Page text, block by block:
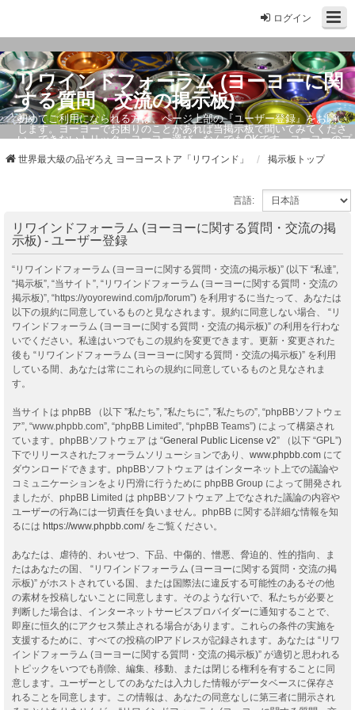
ログイン
リワインドフォーラム (ヨーヨーに関
する質問・交流の掲示板)
初めてご利用になられる方は、ページ上部の『ユーザー登録』をお願い
します。ヨーヨーでお困りのことがあれば当掲示板で聞いてみてくださ
い。できないトリック・ヨーヨー選び、なんでもOKです。ヨーヨーのプ
世界最大級の品ぞろえ ヨーヨーストア「リワインド」 掲示板トップ
言語:
リワインドフォーラム (ヨーヨーに関する質問・交流の掲
示板) - ユーザー登録
“リワインドフォーラム (ヨーヨーに関する質問・交流の掲示板)” (以下 “私達”,
“掲示板”, “当サイト”, “リワインドフォーラム (ヨーヨーに関する質問・交流の
掲示板)”, “https://yoyorewind.com/jp/forum”) を利用するに当たって、あなたは
以下の規約に同意しているものと見なされます。規約に同意しない場合、 “リ
ワインドフォーラム (ヨーヨーに関する質問・交流の掲示板)” の利用を行わな
いでください。私達はいつでもこの規約を変更できます。更新・変更された
後も “リワインドフォーラム (ヨーヨーに関する質問・交流の掲示板)” を利用
している間、あなたは常にこれらの規約に同意しているものと見なされま
す。
当サイトは phpBB （以下 ”私たち”, ”私たちに”, ”私たちの”, “phpBBソフトウェ
ア”, “www.phpbb.com”, “phpBB Limited”, “phpBB Teams”) によって構築され
ています。phpBBソフトウェア は “General Public License v2” （以下 “GPL”)
下でリリースされたフォーラムソリューションであり、 www.phpbb.com にて
ダウンロードできます。phpBBソフトウェア はインターネット上での議論や
コミュニケーションをより円滑に行うために phpBB Group によって開発され
ましたが、phpBB Limited は phpBBソフトウェア 上でなされた議論の内容や
ユーザーの行為には一切責任を負いません。phpBB に関する詳細な情報を知
るには https://www.phpbb.com/をご覧ください。
あなたは、虐待的、わいせつ、下品、中傷的、憎悪、脅迫的、性的指向、ま
たはあなたの国、 “リワインドフォーラム (ヨーヨーに関する質問・交流の掲
示板)” がホストされている国、または国際法に違反する可能性のあるその他
の素材を投稿しないことに同意します。そのような行いで、私たちが必要と
判断した場合は、インターネットサービスプロバイダーに通知することで、
即座に恒久的にアクセス禁止される場合があります。これらの条件の実施を
支援するために、すべての投稿のIPアドレスが記録されます。あなたは “リワ
インドフォーラム (ヨーヨーに関する質問・交流の掲示板)” が適切と思われる
トピックをいつでも削除、編集、移動、または閉じる権利を有することに同
意します。ユーザーとしてのあなたは入力した情報がデータベースに保存さ
れることを同意します。この情報は、あなたの同意なしに第三者に開示され